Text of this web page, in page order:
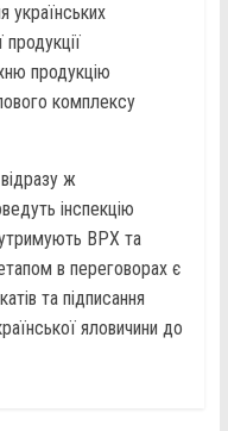
українських
продукцію
комплексу
ж
інспекцію
ВРХ та
в переговорах є
та підписання
яловичини до